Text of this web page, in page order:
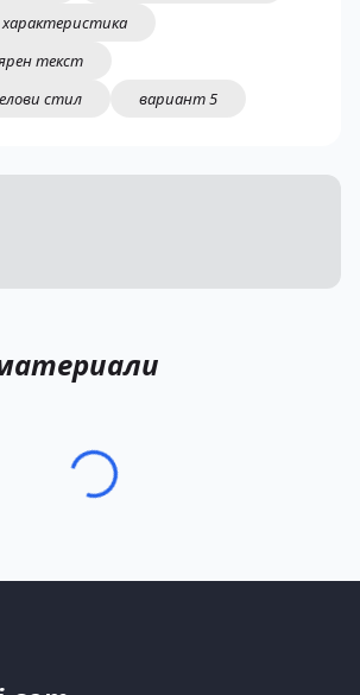
текст
стил
вариант 5